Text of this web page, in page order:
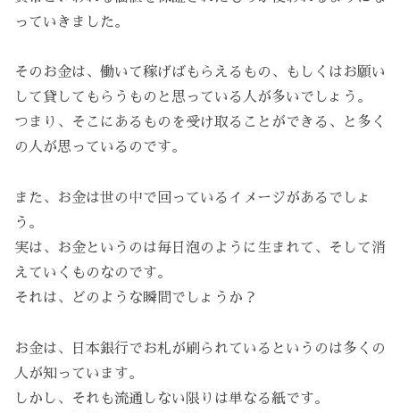
っていきました。
そのお金は、働いて稼げばもらえるもの、もしくはお願い
して貸してもらうものと思っている人が多いでしょう。
つまり、そこにあるものを受け取ることができる、と多く
の人が思っているのです。
また、お金は世の中で回っているイメージがあるでしょ
う。
実は、お金というのは毎日泡のように生まれて、そして消
えていくものなのです。
それは、どのような瞬間でしょうか？
お金は、日本銀行でお札が刷られているというのは多くの
人が知っています。
しかし、それも流通しない限りは単なる紙です。